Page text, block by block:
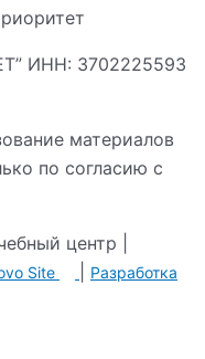
ИНН: 3702225593
материалов
по согласию с
центр |
Site |